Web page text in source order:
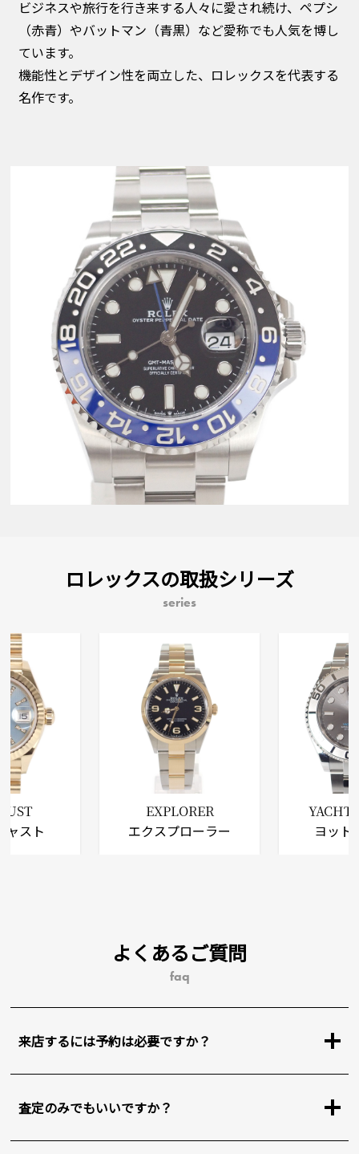
ビジネスや旅行を行き来する人々に愛され続け、ペプシ
（赤青）やバットマン（青黒）など愛称でも人気を博し
ています。
機能性とデザイン性を両立した、ロレックスを代表する
名作です。
ロレックスの取扱シリーズ
series
ャスト
EXPLORER
エクスプローラー
YACHT
ヨット
よくあるご質問
faq
来店するには予約は必要ですか？
査定のみでもいいですか？